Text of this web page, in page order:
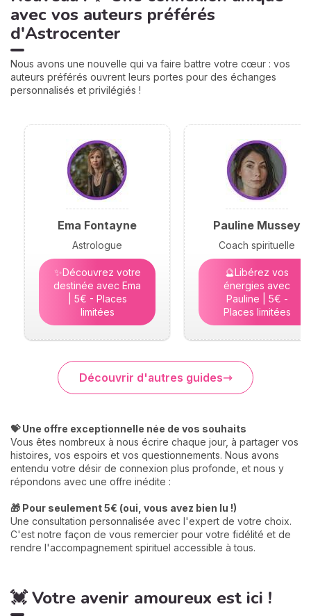
avec vos auteurs préférés
d'Astrocenter
Nous avons une nouvelle qui va faire battre votre cœur : vos
auteurs préférés ouvrent leurs portes pour des échanges
personnalisés et privilégiés !
Ema Fontayne
Astrologue
✨Découvrez votre
destinée avec Ema
| 5€ - Places
limitées
Pauline Mussey
Coach spirituelle
🔮Libérez vos
énergies avec
Pauline | 5€ -
Places limitées
Découvrir d'autres guides
💝 Une offre exceptionnelle née de vos souhaits
Vous êtes nombreux à nous écrire chaque jour, à partager vos
histoires, vos espoirs et vos questionnements. Nous avons
entendu votre désir de connexion plus profonde, et nous y
répondons avec une offre inédite :
🎁 Pour seulement 5€ (oui, vous avez bien lu !)
Une consultation personnalisée avec l'expert de votre choix.
C'est notre façon de vous remercier pour votre fidélité et de
rendre l'accompagnement spirituel accessible à tous.
💓 Votre avenir amoureux est ici !